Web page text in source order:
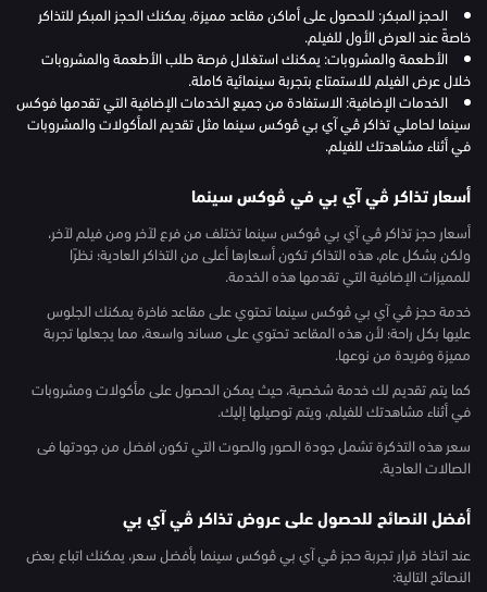
الحجز المبكر: للحصول على أماكن مقاعد مميزة، يمكنك الحجز المبكر للتذاكر
خاصةً عند العرض الأول للفيلم.
الأطعمة والمشروبات: يمكنك استغلال فرصة طلب الأطعمة والمشروبات
خلال عرض الفيلم للاستمتاع بتجربة سينمائية كاملة.
الخدمات الإضافية: الاستفادة من جميع الخدمات الإضافية التي تقدمها فوكس
سينما لحاملي تذاكر ڤي آي بي ڤوكس سينما مثل تقديم المأكولات والمشروبات
في أثناء مشاهدتك للفيلم.
أسعار تذاكر ڤي آي بي في ڤوكس سينما
أسعار حجز تذاكر ڤي آي بي ڤوكس سينما تختلف من فرع لآخر ومن فيلم لآخر،
ولكن بشكل عام، هذه التذاكر تكون أسعارها أعلى من التذاكر العادية؛ نظرًا
للمميزات الإضافية التي تقدمها هذه الخدمة.
خدمة حجز ڤي آي بي ڤوكس سينما تحتوي على مقاعد فاخرة يمكنك الجلوس
عليها بكل راحة؛ لأن هذه المقاعد تحتوي على مساند واسعة، مما يجعلها تجربة
مميزة وفريدة من نوعها.
كما يتم تقديم لك خدمة شخصية، حيث يمكن الحصول على مأكولات ومشروبات
في أثناء مشاهدتك للفيلم، ويتم توصيلها إليك.
سعر هذه التذكرة تشمل جودة الصور والصوت التي تكون افضل من جودتها فى
الصالات العادية.
أفضل النصائح للحصول على عروض تذاكر ڤي آي بي
عند اتخاذ قرار تجربة حجز ڤي آي بي ڤوكس سينما بأفضل سعر، يمكنك اتباع بعض
النصائح التالية: